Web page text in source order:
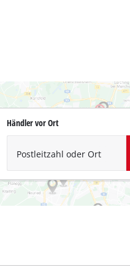
Händler vor Ort
Postleitzahl oder Ort